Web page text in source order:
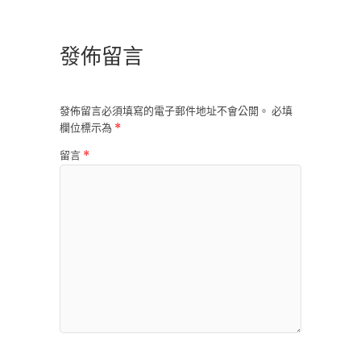
發佈留言
發佈留言必須填寫的電子郵件地址不會公開。 必填
欄位標示為 *
留言 *